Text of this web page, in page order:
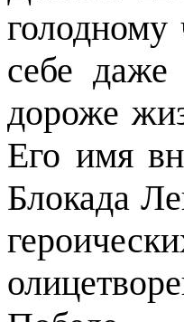
голодному
себе даже
дороже
Его имя
Блокада